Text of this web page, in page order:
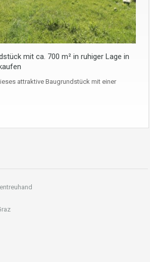
mit ca. 700 m² in ruhiger Lage in
attraktive Baugrundstück mit einer